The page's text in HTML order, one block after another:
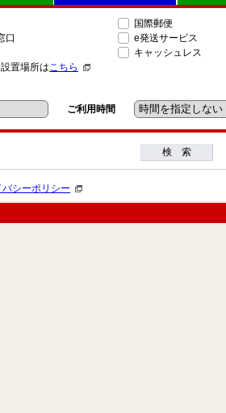
口
設置場所はこちら
国際郵便
e発送サービス
キャッシュレス
ご利用時間
検 索
シーポリシー